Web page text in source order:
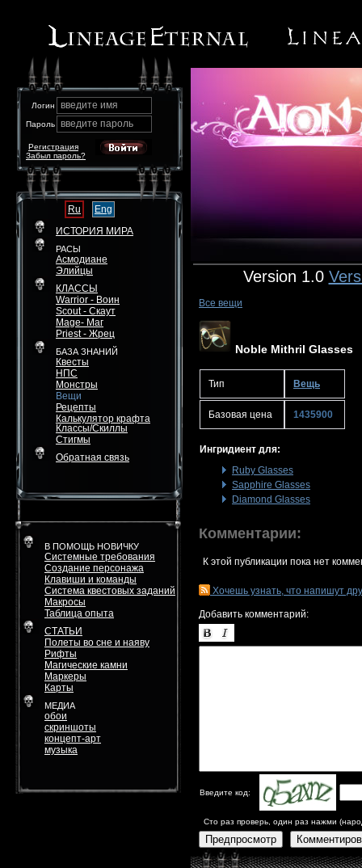
Логин введите имя
Пароль введите пароль
Забыл пароль?
Регистрация
Ru
Eng
ИСТОРИЯ МИРА
РАСЫ
Асмодиане
Элийцы
КЛАССЫ
Warrior - Воин
Scout - Скаут
Mage- Маг
Priest - Жрец
БАЗА ЗНАНИЙ
Квесты
НПС
Монстры
Вещи
Рецепты
Калькулятор крафта
Классы/Скиллы
Стигмы
Обратная связь
В ПОМОЩЬ НОВИЧКУ
Системные требования
Создание персонажа
Клавиши и команды
Система квестовых заданий
Макросы
Таблица опыта
СТАТЬИ
Полеты во сне и наяву
Рифты
Магические камни
Маркеры
Карты
МЕДИА
обои
скриншоты
концепт-арт
музыка
Version 1.0
Все вещи
Noble Mithril Glasses
Тип Вещь
Базовая цена 1435900
Ингридиент для:
Ruby Glasses
Sapphire Glasses
Diamond Glasses
Комментарии:
К этой публикации пока нет
Хочешь узнать, что напишут
Добавить комментарий:
Введите код:
Сто раз проверь, один раз нажми
Предпросмотр